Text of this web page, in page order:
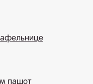
пашот